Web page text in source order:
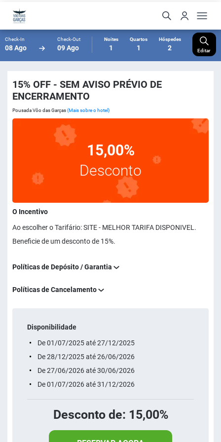
Check-In
08 Ago
Check-Out
09 Ago
Noites
1
Quartos
1
Hóspedes
2 Editar
15% OFF - SEM AVISO PRÉVIO DE
ENCERRAMENTO
Pousada Vôo das Garças(Mais sobre o hotel)
15,00%
Desconto
O Incentivo
Ao escolher o Tarifário: SITE - MELHOR TARIFA DISPONIVEL.
Beneficie de um desconto de 15%.
Políticas de Depósito / Garantia
Políticas de Cancelamento
Disponibilidade
De 01/07/2025 até 27/12/2025
De 28/12/2025 até 26/06/2026
De 27/06/2026 até 30/06/2026
De 01/07/2026 até 31/12/2026
Desconto de: 15,00%